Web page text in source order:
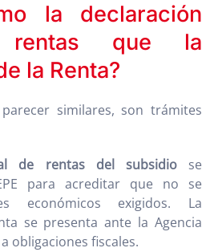
la declaración
que la
la Renta?
similares, son trámites
de rentas del subsidiose
para acreditar que no se
económicos exigidos. La
se presenta ante la Agencia
obligaciones fiscales.